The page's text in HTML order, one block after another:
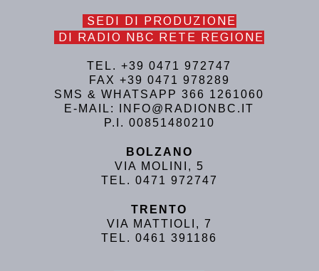
SEDI DI PRODUZIONE
DI RADIO NBC RETE REGIONE
TEL. +39 0471 972747
FAX +39 0471 978289
SMS & WHATSAPP 366 1261060
E-MAIL: INFO@RADIONBC.IT
P.I. 00851480210
BOLZANO
VIA MOLINI, 5
TEL. 0471 972747
TRENTO
VIA MATTIOLI, 7
TEL. 0461 391186